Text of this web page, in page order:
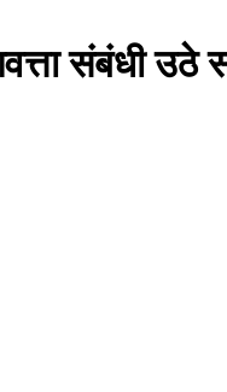
संबंधी उठे